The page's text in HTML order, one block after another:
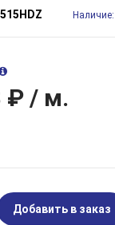
Наличие:
₽ / м.
Добавить в заказ